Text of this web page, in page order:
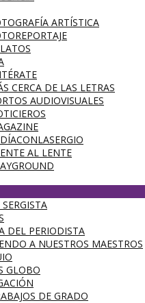
ARTÍSTICA
CERCA DE LAS LETRAS
AUDIOVISUALES
AL LENTE
DEL PERIODISTA
A NUESTROS MAESTROS
GLOBO
DE GRADO